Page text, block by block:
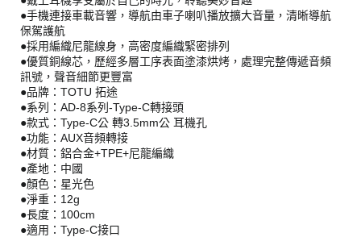
●手機連接車載音響，導航由車子喇叭播放擴大音量，清晰導航
保駕護航
●採用編織尼龍線身，高密度編織緊密排列
●優質銅線芯，歷經多層工序表面塗漆烘烤，處理完整傳遞音頻
訊號，聲音細節更豐富
●品牌：TOTU 拓途
●系列：AD-8系列-Type-C轉接頭
●款式：Type-C公 轉3.5mm公 耳機孔
●功能：AUX音頻轉接
●材質：鋁合金+TPE+尼龍編織
●產地：中國
●顏色：星光色
●淨重：12g
●長度：100cm
●適用：Type-C接口